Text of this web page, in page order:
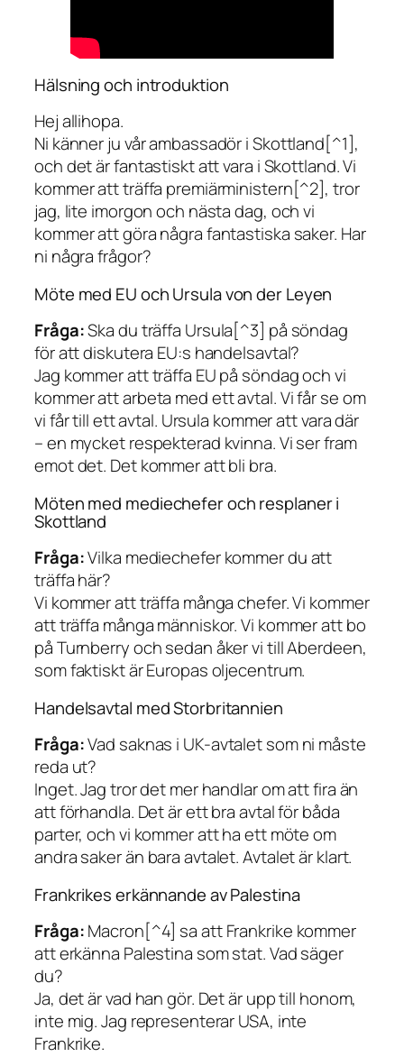
Hälsning och introduktion
Hej allihopa.
Ni känner ju vår ambassadör i Skottland[^1],
och det är fantastiskt att vara i Skottland. Vi
kommer att träffa premiärministern[^2], tror
jag, lite imorgon och nästa dag, och vi
kommer att göra några fantastiska saker. Har
ni några frågor?
Möte med EU och Ursula von der Leyen
Fråga:Ska du träffa Ursula[^3] på söndag
för att diskutera EU:s handelsavtal?
Jag kommer att träffa EU på söndag och vi
kommer att arbeta med ett avtal. Vi får se om
vi får till ett avtal. Ursula kommer att vara där
– en mycket respekterad kvinna. Vi ser fram
emot det. Det kommer att bli bra.
Möten med mediechefer och resplaner i
Skottland
Fråga:Vilka mediechefer kommer du att
träffa här?
Vi kommer att träffa många chefer. Vi kommer
att träffa många människor. Vi kommer att bo
på Turnberry och sedan åker vi till Aberdeen,
som faktiskt är Europas oljecentrum.
Handelsavtal med Storbritannien
Fråga:Vad saknas i UK-avtalet som ni måste
reda ut?
Inget. Jag tror det mer handlar om att fira än
att förhandla. Det är ett bra avtal för båda
parter, och vi kommer att ha ett möte om
andra saker än bara avtalet. Avtalet är klart.
Frankrikes erkännande av Palestina
Fråga:Macron[^4] sa att Frankrike kommer
att erkänna Palestina som stat. Vad säger
du?
Ja, det är vad han gör. Det är upp till honom,
inte mig. Jag representerar USA, inte
Frankrike.